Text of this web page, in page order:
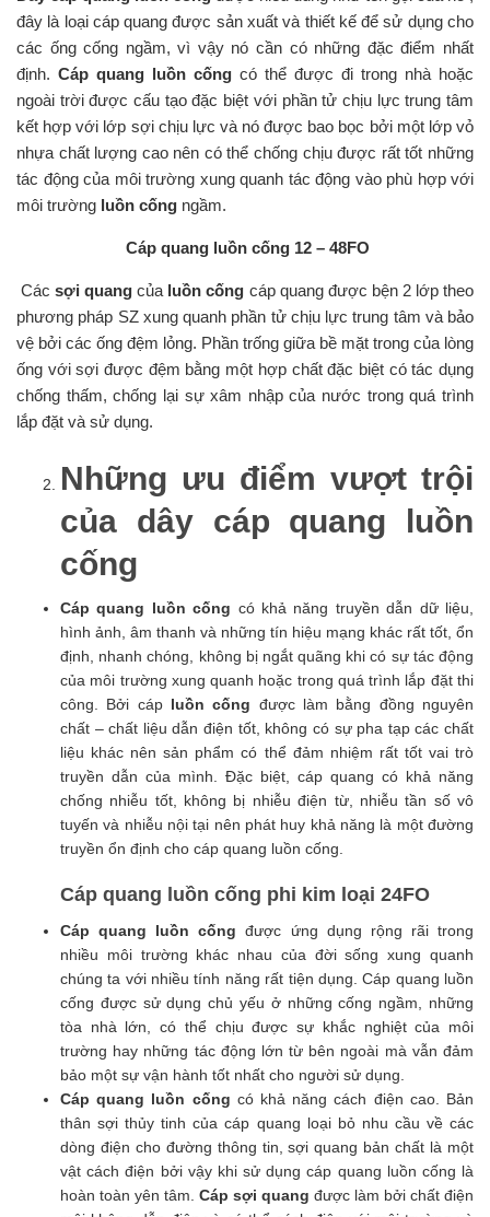
đây là loại cáp quang được sản xuất và thiết kế để sử dụng cho
các ống cống ngầm, vì vậy nó cần có những đặc điểm nhất
định. Cáp quang luồn cống có thể được đi trong nhà hoặc
ngoài trời được cấu tạo đặc biệt với phần tử chịu lực trung tâm
kết hợp với lớp sợi chịu lực và nó được bao bọc bởi một lớp vỏ
nhựa chất lượng cao nên có thể chống chịu được rất tốt những
tác động của môi trường xung quanh tác động vào phù hợp với
môi trường luồn cống ngầm.
Cáp quang luồn cống 12 – 48FO
Cácsợi quang của luồn cống cáp quang được bện 2 lớp theo
phương pháp SZ xung quanh phần tử chịu lực trung tâm và bảo
vệ bởi các ống đệm lỏng. Phần trống giữa bề mặt trong của lòng
ống với sợi được đệm bằng một hợp chất đặc biệt có tác dụng
chống thấm, chống lại sự xâm nhập của nước trong quá trình
lắp đặt và sử dụng.
Những ưu điểm vượt trội
của dây cáp quang luồn
cống
Cáp quang luồn cống có khả năng truyền dẫn dữ liệu,
hình ảnh, âm thanh và những tín hiệu mạng khác rất tốt, ổn
định, nhanh chóng, không bị ngắt quãng khi có sự tác động
của môi trường xung quanh hoặc trong quá trình lắp đặt thi
công. Bởi cáp luồn cống được làm bằng đồng nguyên
chất – chất liệu dẫn điện tốt, không có sự pha tạp các chất
liệu khác nên sản phẩm có thể đảm nhiệm rất tốt vai trò
truyền dẫn của mình. Đặc biệt, cáp quang có khả năng
chống nhiễu tốt, không bị nhiễu điện từ, nhiễu tần số vô
tuyến và nhiễu nội tại nên phát huy khả năng là một đường
truyền ổn định cho cáp quang luồn cống.
Cáp quang luồn cống phi kim loại 24FO
Cáp quang luồn cống được ứng dụng rộng rãi trong
nhiều môi trường khác nhau của đời sống xung quanh
chúng ta với nhiều tính năng rất tiện dụng. Cáp quang luồn
cống được sử dụng chủ yếu ở những cống ngầm, những
tòa nhà lớn, có thể chịu được sự khắc nghiệt của môi
trường hay những tác động lớn từ bên ngoài mà vẫn đảm
bảo một sự vận hành tốt nhất cho người sử dụng.
Cáp quang luồn cống có khả năng cách điện cao. Bản
thân sợi thủy tinh của cáp quang loại bỏ nhu cầu về các
dòng điện cho đường thông tin, sợi quang bản chất là một
vật cách điện bởi vậy khi sử dụng cáp quang luồn cống là
hoàn toàn yên tâm. Cáp sợi quang được làm bởi chất điện